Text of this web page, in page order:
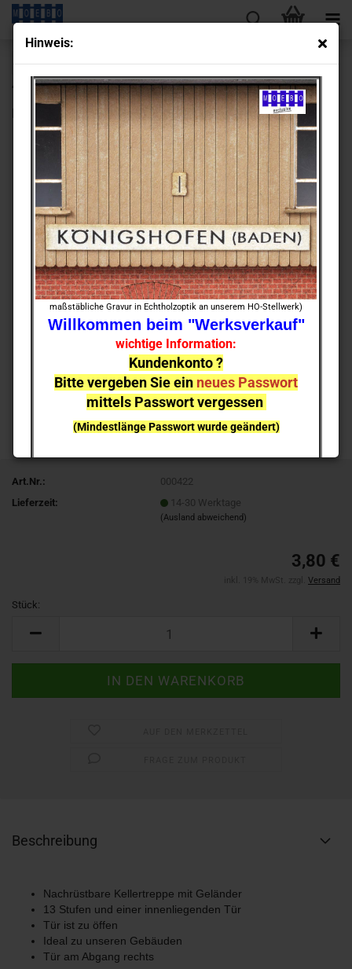
Hin­weis:
maßstäbliche Gravur in Echtholzoptik an unserem HO-Stellwerk)
Willkommen beim "Werksverkauf"
wichtige Information:
Kundenkonto ?
Bitte vergeben Sie ein neues Passwort
mittels Passwort vergessen
(Mindestlänge Passwort wurde geändert)
Lieferverzögerungen
NEUHEITEN sind nicht sofort lieferbar, sie können gern
Ich melde mich bei Erscheinen
« Erster « zurück weiter »
Letzter »
430
Artikel in dieser Kategorie
HO- 0422 Kel­ler­trep­pe -Tür rechts-​ Zie­gel­rand
Art.Nr.:
000422
Lieferzeit:
14-30 Werktage
(Ausland abweichend)
3,80 €
Versand
Stück:
Beschreibung
Nachrüstbare Kellertreppe mit Geländer
13 Stufen und einer innenliegenden Tür
Tür ist zu öffen
Ideal zu unseren Gebäuden
Tür am Abgang rechts